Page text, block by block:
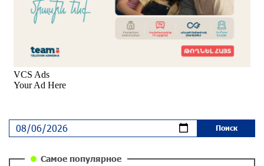
30 дней назад
и чего на самом деле ожидает общество?
парламентского бойкота оппозиции - пустая
повестка дня? «Паст»
Самое популярное